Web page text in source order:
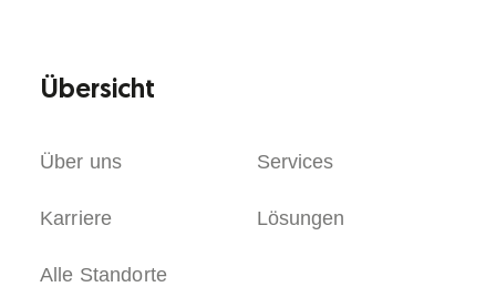
Übersicht
Über uns Services
Karriere Lösungen
Alle Standorte